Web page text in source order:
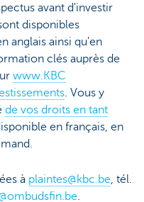
avant d'investir
disponibles
anglais ainsi qu’en
clés auprès de
www.KBC
. Vous y
de vos droits en tant
en français, en
à plaintes@kbc.be, tél.
.